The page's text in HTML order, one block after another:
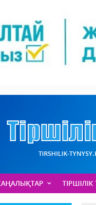
TIRSHILIK-